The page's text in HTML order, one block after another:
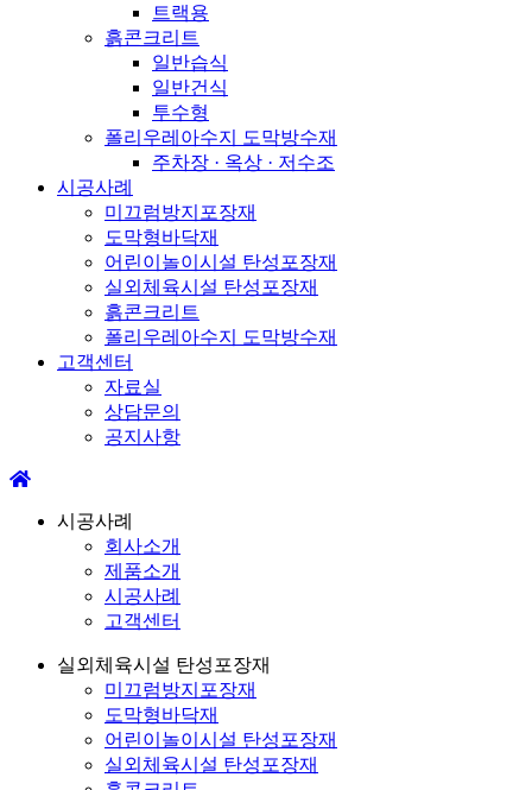
트랙용
흙콘크리트
일반습식
일반건식
투수형
폴리우레아수지 도막방수재
주차장 · 옥상 · 저수조
시공사례
미끄럼방지포장재
도막형바닥재
어린이놀이시설 탄성포장재
실외체육시설 탄성포장재
흙콘크리트
폴리우레아수지 도막방수재
고객센터
자료실
상담문의
공지사항
시공사례
회사소개
제품소개
시공사례
고객센터
실외체육시설 탄성포장재
미끄럼방지포장재
도막형바닥재
어린이놀이시설 탄성포장재
실외체육시설 탄성포장재